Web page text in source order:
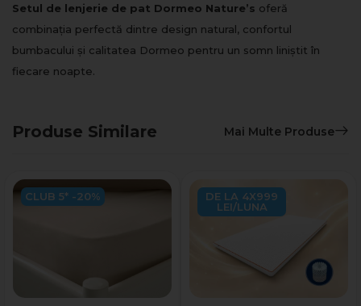
Setul de lenjerie de pat Dormeo Nature’s oferă
combinația perfectă dintre design natural, confortul
bumbacului și calitatea Dormeo pentru un somn liniștit în
fiecare noapte.
Produse Similare Mai Multe Produse
CLUB 5* -20%
DE LA 4X999
LEI/LUNA